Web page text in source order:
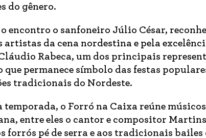
do gênero.
encontro o sanfoneiro Júlio César,
da cena nordestina e pela
Rabeca, um dos principais
permanece símbolo das festas
tradicionais do Nordeste.
o Forró na Caixa reúne
entre eles o cantor e compositor
forrós pé de serra e aos tradicionais bailes